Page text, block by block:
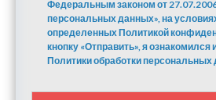
Федеральным законом от
персональных данных», на
определенных Политикой
кнопку «Отправить», я
Политики обработки персональных